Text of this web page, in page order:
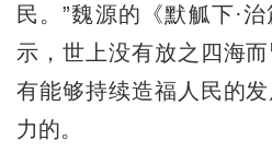
民。”魏源的《默觚下·
示，世上没有放之四海
有能够持续造福人民的
力的。